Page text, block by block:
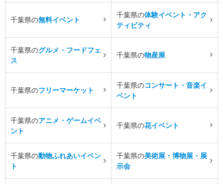
千葉県の無料イベント
千葉県の体験イベント・アク
ティビティ
千葉県のグルメ・フードフェ
ス
千葉県の物産展
千葉県のフリーマーケット
千葉県のコンサート・音楽イ
ベント
千葉県のアニメ・ゲームイベ
ント
千葉県の花イベント
千葉県の動物ふれあいイベン
ト
千葉県の美術展・博物展・展
示会